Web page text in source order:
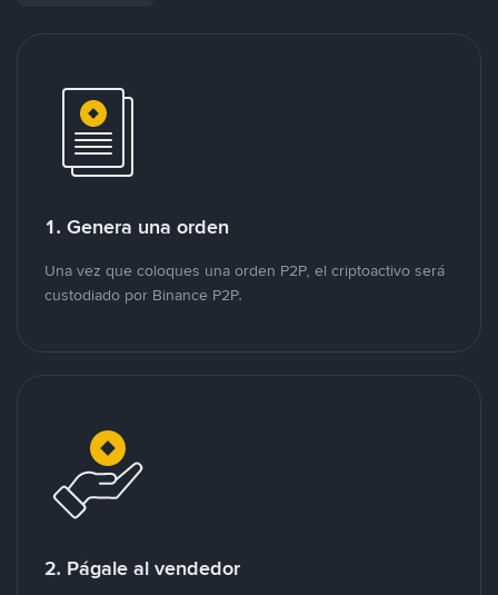
1. Genera una orden
Una vez que coloques una orden P2P, el criptoactivo será
custodiado por Binance P2P.
2. Págale al vendedor